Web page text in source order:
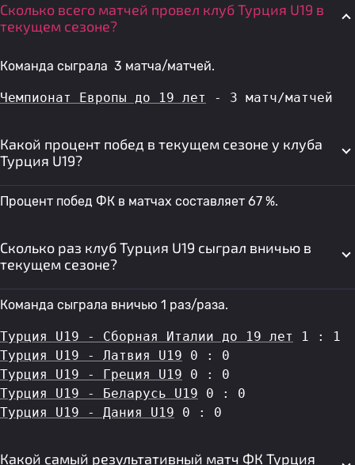
Сколько всего матчей провел клуб Турция U19 в
текущем сезоне?
Команда сыграла 3 матча/матчей.
Чемпионат Европы до 19 лет - 3 матч/матчей
Какой процент побед в текущем сезоне у клуба
Турция U19?
Процент побед ФК в матчах составляет 67 %.
Сколько раз клуб Турция U19 сыграл вничью в
текущем сезоне?
Команда сыграла вничью 1 раз/раза.
Турция U19 - Сборная Италии до 19 лет
1 : 1
Турция U19 - Латвия U19 0 : 0
Турция U19 - Греция U19 0 : 0
Турция U19 - Беларусь U19 0 : 0
Турция U19 - Дания U19 0 : 0
Какой самый результативный матч ФК Турция